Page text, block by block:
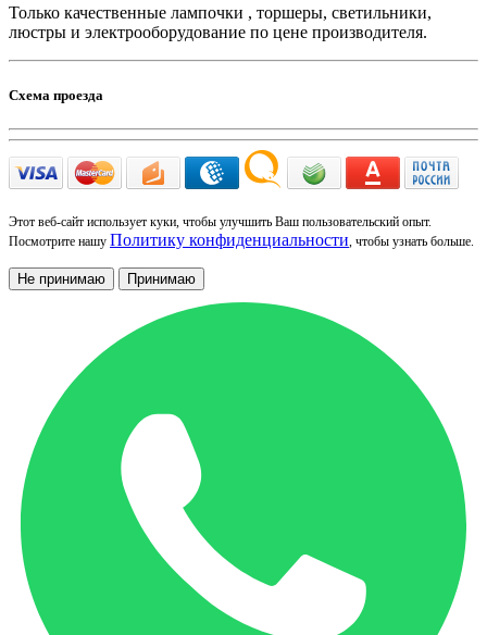
Только качественные лампочки , торшеры, светильники,
люстры и электрооборудование по цене производителя.
Схема проезда
Этот веб-сайт использует куки, чтобы улучшить Ваш пользовательский опыт.
Посмотрите нашу Политику конфиденциальности, чтобы узнать больше.
Не принимаю Принимаю